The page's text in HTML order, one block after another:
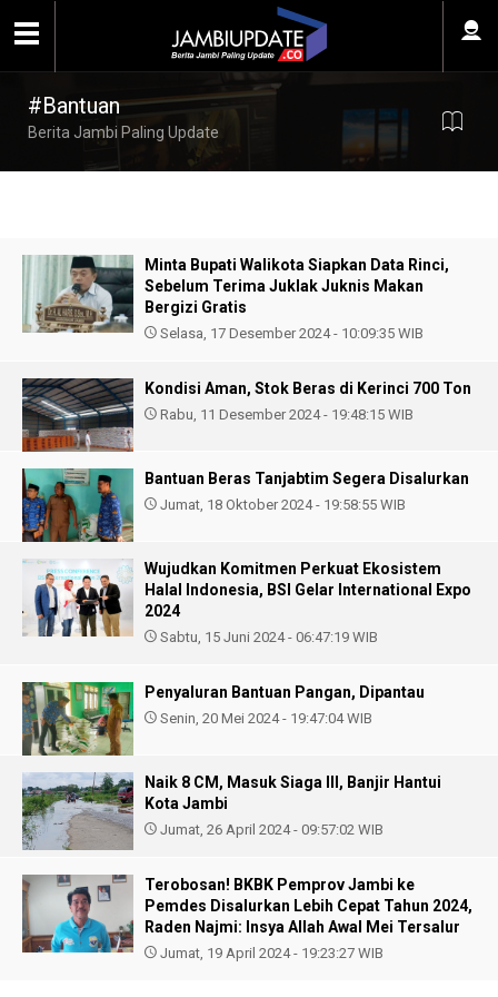
#Bantuan
Berita Jambi Paling Update
Minta Bupati Walikota Siapkan Data Rinci,
Sebelum Terima Juklak Juknis Makan
Bergizi Gratis
Selasa, 17 Desember 2024 - 10:09:35 WIB
Kondisi Aman, Stok Beras di Kerinci 700 Ton
Rabu, 11 Desember 2024 - 19:48:15 WIB
Bantuan Beras Tanjabtim Segera Disalurkan
Jumat, 18 Oktober 2024 - 19:58:55 WIB
Wujudkan Komitmen Perkuat Ekosistem
Halal Indonesia, BSI Gelar International Expo
2024
Sabtu, 15 Juni 2024 - 06:47:19 WIB
Penyaluran Bantuan Pangan, Dipantau
Senin, 20 Mei 2024 - 19:47:04 WIB
Naik 8 CM, Masuk Siaga III, Banjir Hantui
Kota Jambi
Jumat, 26 April 2024 - 09:57:02 WIB
Terobosan! BKBK Pemprov Jambi ke
Pemdes Disalurkan Lebih Cepat Tahun 2024,
Raden Najmi: Insya Allah Awal Mei Tersalur
Jumat, 19 April 2024 - 19:23:27 WIB